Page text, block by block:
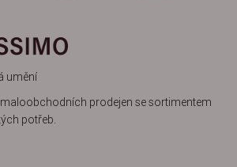
umění
prodejen se sortimentem
potřeb.